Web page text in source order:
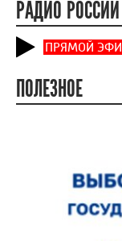
РАДИО
ПРЯМОЙ
ПОЛЕЗНОЕ